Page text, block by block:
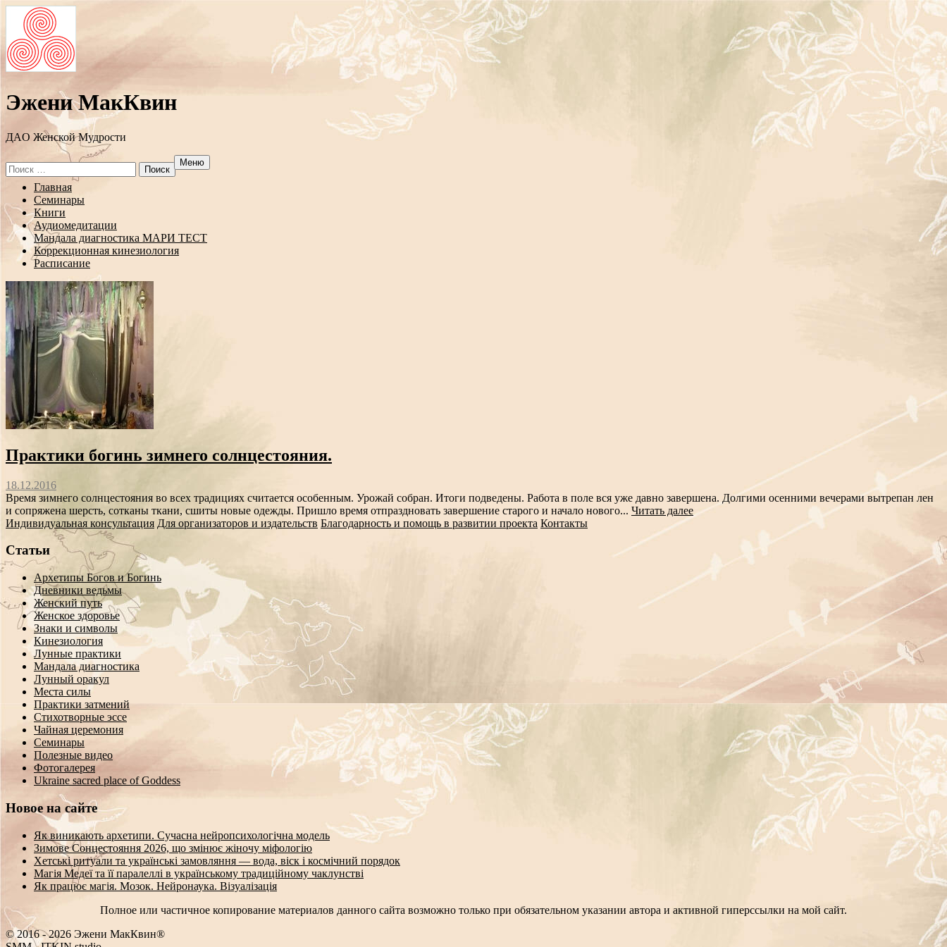
Эжени МакКвин
ДAO Женской Мудрости
Search
for:
Меню
Перейти
содержанию
Главная
Семинары
Книги
Аудиомедитации
Мандала диагностика МАРИ ТЕСТ
Коррекционная кинезиология
Расписание
Практики богинь зимнего солнцестояния.
18.12.2016
Время зимнего солнцестояния во всех традициях считается особенным. Урожай собран. Итоги подведены. Работа в поле вся уже давно завершена. Долгими осенними вечерами вытрепан лен
и сопряжена шерсть, сотканы ткани, сшиты новые одежды. Пришло время отпраздновать завершение старого и начало нового... Читать далее
Индивидуальная консультация Для организаторов и издательств Благодарность и помощь в развитии проекта Контакты
Статьи
Архетипы Богов и Богинь
Дневники ведьмы
Женский путь
Женское здоровье
Знаки и символы
Кинезиология
Лунные практики
Мандала диагностика
Лунный оракул
Места силы
Практики затмений
Стихотворные эссе
Чайная церемония
Семинары
Полезные видео
Фотогалерея
Ukraine sacred place of Goddess
Новое на сайте
Як виникають архетипи. Сучасна нейропсихологічна модель
Зимове Сонцестояння 2026, що змінює жіночу міфологію
Хетські ритуали та українські замовляння — вода, віск і космічний порядок
Магія Медеї та її паралеллі в українському традиційному чаклунстві
Як працює магія. Мозок. Нейронаука. Візуалізація
Полное или частичное копирование материалов данного сайта возможно только при обязательном указании автора и активной гиперссылки на мой сайт.
© 2016 - 2026 Эжени МакКвин®